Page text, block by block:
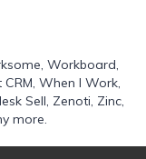
, Workboard,
, When I Work,
Sell, Zenoti, Zinc,
more.